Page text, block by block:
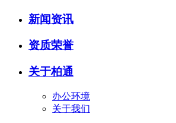
新闻资讯
资质荣誉
关于柏通
办公环境
关于我们